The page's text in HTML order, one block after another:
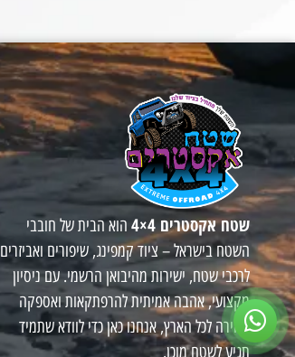
שטח אקסטרים 4×4
הוא הבית של חובבי
השטח בישראל – ציוד קמפינג, שיפורים ואביזרים
לרכבי שטח, ישירות מהיבואן הרשמי. עם ניסיון
מקצועי, אהבה אמיתית להרפתקאות ואספקה
מהירה לכל הארץ, אנחנו כאן כדי לוודא שתמיד
תגיע לשטח מוכן.